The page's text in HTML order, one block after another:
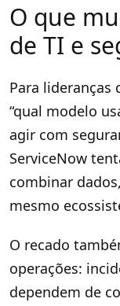
O que
de TI e
Para lideranças
“qual modelo
agir com
ServiceNow
combinar
mesmo
O recado
operações:
dependem de